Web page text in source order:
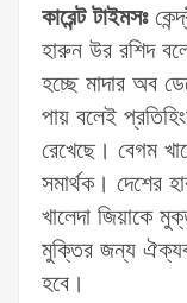
কারেন্ট টাইমসঃ
হারুন উর রশিদ
হচ্ছে মাদার অব
পায় বলেই
রেখেছে। বেগম
সমার্থক। দেশের
খালেদা জিয়াকে
মুক্তির জন্য
হবে।